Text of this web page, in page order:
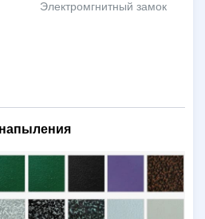
Электромгнитный замок